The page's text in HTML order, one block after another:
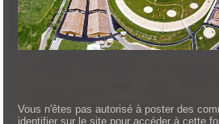
Vous n'êtes pas autorisé à poster des
identifier sur le site pour accéder à cette